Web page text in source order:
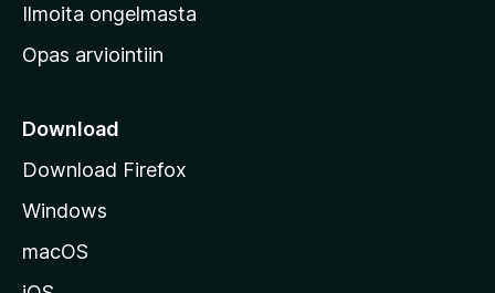
r
k
s
i
Ilmoita ongelmasta
Opas arviointiin
Download
Download Firefox
Windows
macOS